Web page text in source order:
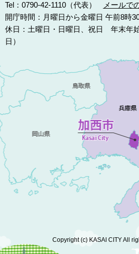
Tel：0790-42-1110（代表）
メールで
開庁時間：月曜日から金曜日 午前8時
休日：土曜日・日曜日、祝日 年末年
日）
Copyright (c) KASAI CITY All